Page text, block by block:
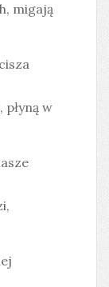
migają
płyną w